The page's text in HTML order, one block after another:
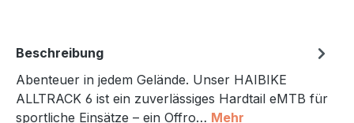
Beschreibung
Abenteuer in jedem Gelände. Unser HAIBIKE
ALLTRACK 6 ist ein zuverlässiges Hardtail eMTB für
sportliche Einsätze – ein Offro… Mehr